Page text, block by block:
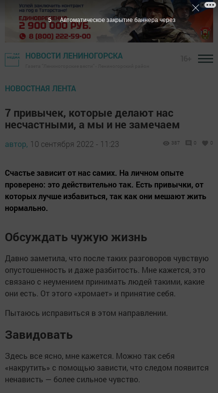
НОВОСТИ ЛЕНИНОГОРСКА
НОВОСТНАЯ ЛЕНТА
7 привычек, которые делают нас
несчастными, а мы и не замечаем
автор, 10 сентября 2022 - 11:23 387 0 0
Счастье зависит от нас самих. На личном опыте
проверено: это действительно так. Есть привычки, от
которых лучше избавиться, так как они мешают жить
нормально.
Обсуждать чужую жизнь
Давно заметила, что после таких разговоров чувствую
опустошенность и даже разбитость. Мне кажется, это
связано с неумением принимать людей такими, какие
они есть. От этого «хромает» и принятие себя.
Пытаюсь исправиться в этом направлении.
Завидовать
Здесь все ясно, мне кажется. Можно так себя
«накрутить» с помощью зависти, что следом появится
ненависть — более сильное чувство.
4 Автоматическое закрытие баннера через